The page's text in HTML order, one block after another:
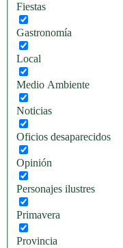
Fiestas
Gastronomía
Local
Medio Ambiente
Noticias
Oficios desaparecidos
Opinión
Personajes ilustres
Primavera
Provincia